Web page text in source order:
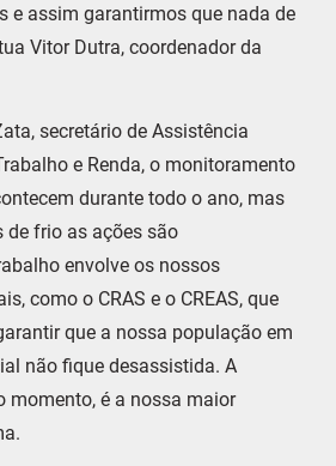
e assim garantirmos que nada de
Vitor Dutra, coordenador da
secretário de Assistência
e Renda, o monitoramento
durante todo o ano, mas
de frio as ações são
envolve os nossos
como o CRAS e o CREAS, que
que a nossa população em
não fique desassistida. A
momento, é a nossa maior